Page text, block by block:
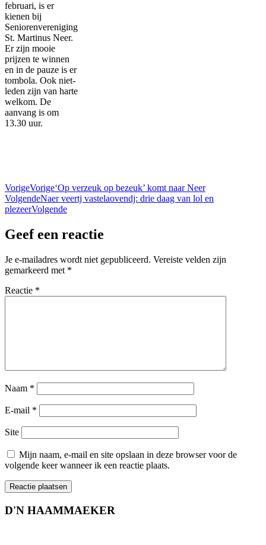
februari, is er
kienen bij
Seniorenvereniging
St. Martinus Neer.
Er zijn mooie
prijzen te winnen
en in de pauze is er
tombola. Ook niet-
leden zijn van harte
welkom. De
aanvang is om
13.30 uur.
VorigeVorige‘Op verzeuk op bezeuk’ komt naar Neer
VolgendeNaer veertj vastelaovendj: drie daag van lol en
plezeerVolgende
Geef een reactie
Je e-mailadres wordt niet gepubliceerd. Vereiste velden zijn
gemarkeerd met *
Reactie *
Naam *
E-mail *
Site
Mijn naam, e-mail en site opslaan in deze browser voor de
volgende keer wanneer ik een reactie plaats.
D'N HAAMMAEKER